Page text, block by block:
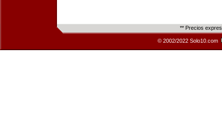
** Precios
© 2002/2022 Solo10.com